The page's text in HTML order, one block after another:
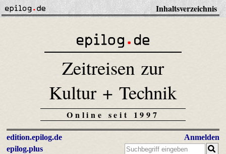
Inhaltsverzeichnis
Zeitreisen zur
Kultur + Technik
Online seit 1997
edition.epilog.de
epilog.plus
Anmelden